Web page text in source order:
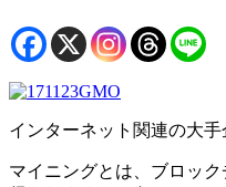
インターネット関連の大
マイニングとは、ブロッ